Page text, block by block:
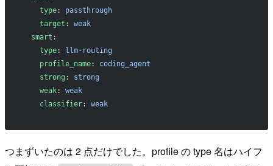
    type
: passthrough
    target
: weak
  smart
:
    type
: llm-routing
    profile_name
: coding_agent
    strong
: strong
    weak
: weak
    classifier
: weak
つまずいたのは 2 点だけでした。profile の type 名はハイフ